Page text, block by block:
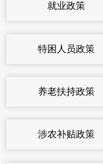
就业政策
特困人员政策
养老扶持政策
涉农补贴政策